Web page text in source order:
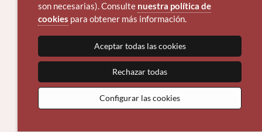
son necesarias). Consulte nuestra política de
cookies para obtener más información.
Aceptar todas las cookies
Rechazar todas
Configurar las cookies